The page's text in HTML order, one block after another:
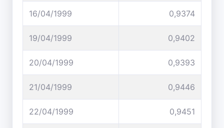
16/04/1999 0,9374
19/04/1999 0,9402
20/04/1999 0,9393
21/04/1999 0,9446
22/04/1999 0,9451